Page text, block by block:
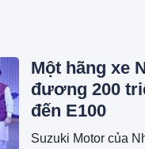
Một hãng xe
đương 200
đến E100
Suzuki Motor của